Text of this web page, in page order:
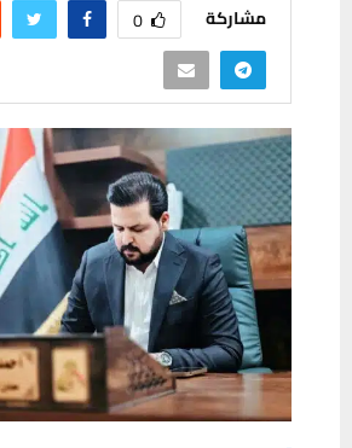
مشاركة 0